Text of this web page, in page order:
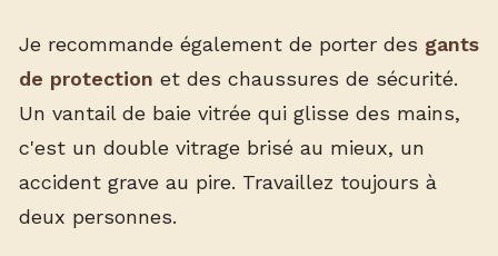
Je recommande également de porter des gants
de protection et des chaussures de sécurité.
Un vantail de baie vitrée qui glisse des mains,
c'est un double vitrage brisé au mieux, un
accident grave au pire. Travaillez toujours à
deux personnes.